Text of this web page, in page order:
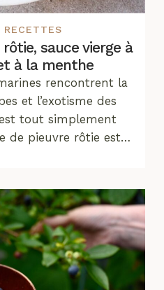
RECETTES
sauce vierge à
à la menthe
rencontrent la
et l’exotisme des
tout simplement
de pieuvre rôtie est…